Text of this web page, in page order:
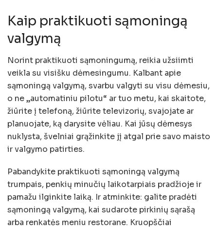
Kaip praktikuoti sąmoningą
valgymą
Norint praktikuoti sąmoningumą, reikia užsiimti
veikla su visišku dėmesingumu. Kalbant apie
sąmoningą valgymą, svarbu valgyti su visu dėmesiu,
o ne „automatiniu pilotu“ ar tuo metu, kai skaitote,
žiūrite į telefoną, žiūrite televizorių, svajojate ar
planuojate, ką darysite vėliau. Kai jūsų dėmesys
nuklysta, švelniai grąžinkite jį atgal prie savo maisto
ir valgymo patirties.
Pabandykite praktikuoti sąmoningą valgymą
trumpais, penkių minučių laikotarpiais pradžioje ir
pamažu ilginkite laiką. Ir atminkite: galite pradėti
sąmoningą valgymą, kai sudarote pirkinių sąrašą
arba renkatės meniu restorane. Kruopščiai